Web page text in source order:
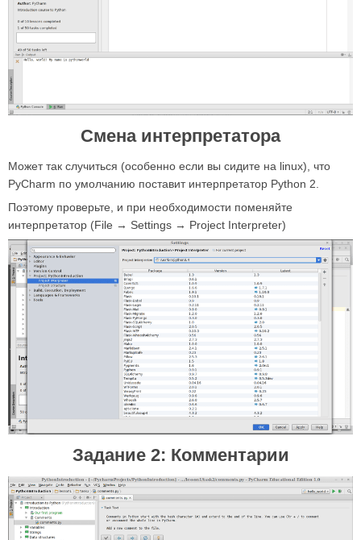
Смена интерпретатора
Может так случиться (особенно если вы сидите на linux), что
PyCharm по умолчанию поставит интерпретатор Python 2.
Поэтому проверьте, и при необходимости поменяйте
интерпретатор (File → Settings → Project Interpreter)
Задание 2: Комментарии